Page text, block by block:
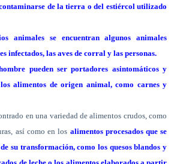
de la tierra o del estiércol utilizado
animales se encuentran algunos animales
infectados, las aves de corral y las personas.
pueden ser portadores asintomáticos y
alimentos de origen animal, como carnes y
en una variedad de alimentos crudos, como
así como en los alimentos procesados que se
su transformación, como los quesos blandos y